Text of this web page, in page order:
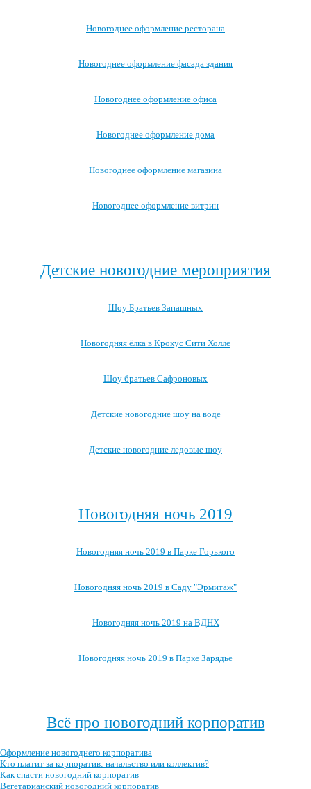
Новогоднее оформление ресторана
Новогоднее оформление фасада здания
Новогоднее оформление офиса
Новогоднее оформление дома
Новогоднее оформление магазина
Новогоднее оформление витрин
Детские новогодние мероприятия
Шоу Братьев Запашных
Новогодняя ёлка в Крокус Сити Холле
Шоу братьев Сафроновых
Детские новогодние шоу на воде
Детские новогодние ледовые шоу
Новогодняя ночь 2019
Новогодняя ночь 2019 в Парке Горького
Новогодняя ночь 2019 в Саду "Эрмитаж"
Новогодняя ночь 2019 на ВДНХ
Новогодняя ночь 2019 в Парке Зарядье
Всё про новогодний корпоратив
Оформление новогоднего корпоратива
Кто платит за корпоратив: начальство или коллектив?
Как спасти новогодний корпоратив
Вегетарианский новогодний корпоратив